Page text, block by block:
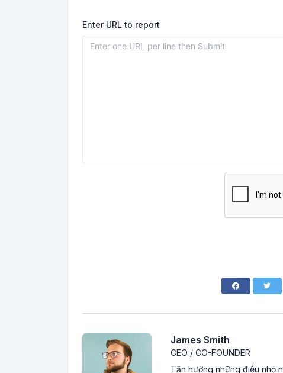
Enter URL to report
James Smith
CEO / CO-FOUNDER
Tận hưởng những điều nhỏ